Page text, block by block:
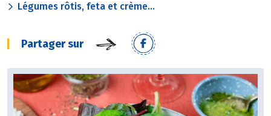
Légumes rôtis, feta et crème...
Partager sur